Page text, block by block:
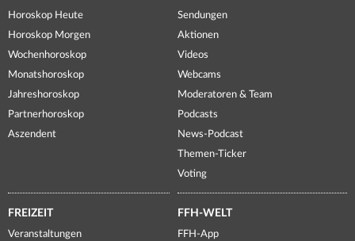
Horoskop Heute
Horoskop Morgen
Wochenhoroskop
Monatshoroskop
Jahreshoroskop
Partnerhoroskop
Aszendent
Sendungen
Aktionen
Videos
Webcams
Moderatoren & Team
Podcasts
News-Podcast
Themen-Ticker
Voting
FREIZEIT
Veranstaltungen
FFH-WELT
FFH-App